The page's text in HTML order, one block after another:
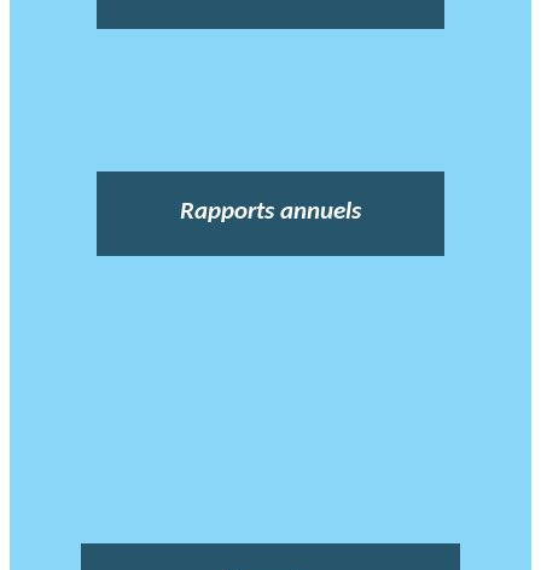
Rapports annuels